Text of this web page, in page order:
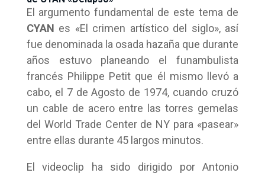
El argumento fundamental de este tema de
CYAN es «El crimen artístico del siglo», así
fue denominada la osada hazaña que durante
años estuvo planeando el funambulista
francés Philippe Petit que él mismo llevó a
cabo, el 7 de Agosto de 1974, cuando cruzó
un cable de acero entre las torres gemelas
del World Trade Center de NY para «pasear»
entre ellas durante 45 largos minutos.
El videoclip ha sido dirigido por Antonio